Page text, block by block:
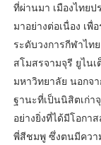
ที่ผ่านมา เมืองไทย
มาอย่างต่อเนื่อง เ
ระดับวงการกีฬาไท
สโมสรจามจุรี ยูไน
มหาวิทยาลัย นอกจ
ฐานะที่เป็นนิสิตเก่า
อย่างยิ่งที่ได้มีโอกา
พี่สีชมพู ซึ่งตนมีควา